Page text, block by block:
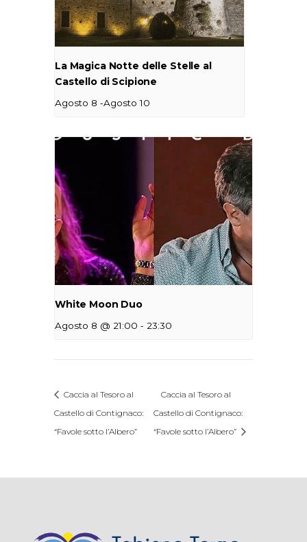
La Magica Notte delle Stelle al
Castello di Scipione
Agosto 8 -Agosto 10
White Moon Duo
Agosto 8 @ 21:00 - 23:30
Caccia al Tesoro al
Castello di Contignaco:
“Favole sotto l’Albero”
Caccia al Tesoro al
Castello di Contignaco:
“Favole sotto l’Albero”